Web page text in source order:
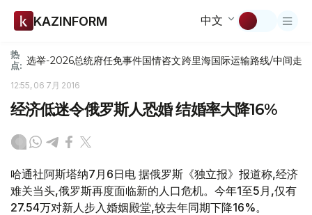
KAZINFORM 中文
热
点: 选举-2026总统府任免事件国情咨文跨里海国际运输路线/中间走廊
12:55, 06 7月 2016
经济低迷令俄罗斯人恐婚 结婚率大降16%
哈通社阿斯塔纳7月6日电 据俄罗斯《独立报》报道称,经济
难关当头,俄罗斯再度面临新的人口危机。今年1至5月,仅有
27.54万对新人步入婚姻殿堂,较去年同期下降16%。